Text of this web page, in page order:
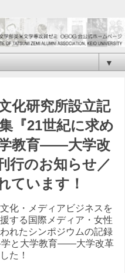
▼
化研究所設立記
『21世紀に求め
教育――大学改
のお知らせ／
ています！
化・メディアビジネスを
する国際メディア・女性
れたシンポジウムの記録
学と大学教育――大学改革
た！